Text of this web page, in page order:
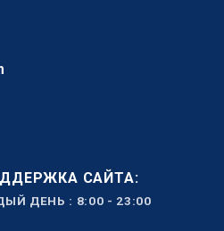
САЙТА:
ДЕНЬ : 8:00 - 23:00